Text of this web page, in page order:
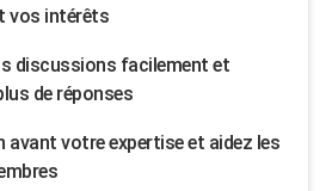
vos intérêts
discussions facilement et
de réponses
avant votre expertise et aidez les